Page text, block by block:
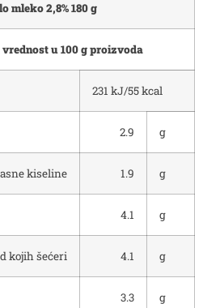
mleko 2,8% 180 g
u 100 g proizvoda
231 kJ/55 kcal
2.9 g
kiseline 1.9 g
4.1 g
kojih šećeri 4.1 g
3.3 g